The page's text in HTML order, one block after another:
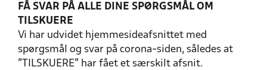
FÅ SVAR PÅ ALLE DINE SPØRGSMÅL OM
TILSKUERE
Vi har udvidet hjemmesideafsnittet med
spørgsmål og svar på corona-siden, således at
"TILSKUERE" har fået et særskilt afsnit.